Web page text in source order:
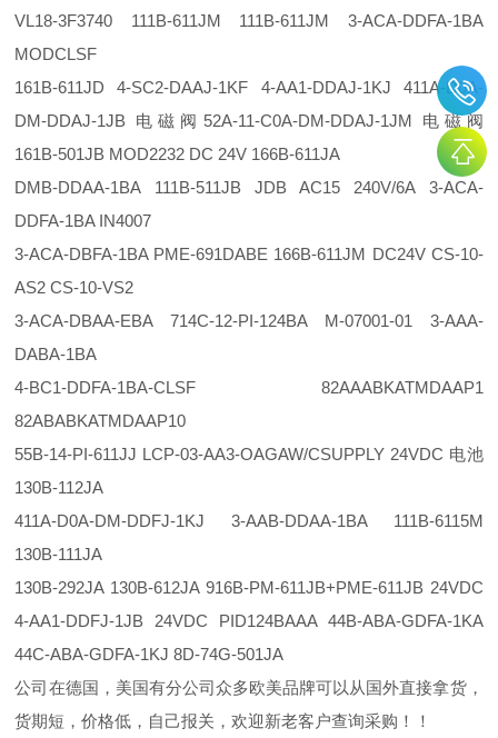
VL18-3F3740 111B-611JM 111B-611JM 3-ACA-DDFA-1BA
MODCLSF
161B-611JD 4-SC2-DAAJ-1KF 4-AA1-DDAJ-1KJ 411A-D0A-
DM-DDAJ-1JB 电磁阀52A-11-C0A-DM-DDAJ-1JM 电磁阀
161B-501JB MOD2232 DC 24V 166B-611JA
DMB-DDAA-1BA 111B-511JB JDB AC15 240V/6A 3-ACA-
DDFA-1BA IN4007
3-ACA-DBFA-1BA PME-691DABE 166B-611JM DC24V CS-10-
AS2 CS-10-VS2
3-ACA-DBAA-EBA 714C-12-PI-124BA M-07001-01 3-AAA-
DABA-1BA
4-BC1-DDFA-1BA-CLSF 82AAABKATMDAAP1
82ABABKATMDAAP10
55B-14-PI-611JJ LCP-03-AA3-OAGAW/CSUPPLY 24VDC 电池
130B-112JA
411A-D0A-DM-DDFJ-1KJ 3-AAB-DDAA-1BA 111B-6115M
130B-111JA
130B-292JA 130B-612JA 916B-PM-611JB+PME-611JB 24VDC
4-AA1-DDFJ-1JB 24VDC PID124BAAA 44B-ABA-GDFA-1KA
44C-ABA-GDFA-1KJ 8D-74G-501JA
公司在德国，美国有分公司众多欧美品牌可以从国外直接拿货，
货期短，价格低，自己报关，欢迎新老客户查询采购！！